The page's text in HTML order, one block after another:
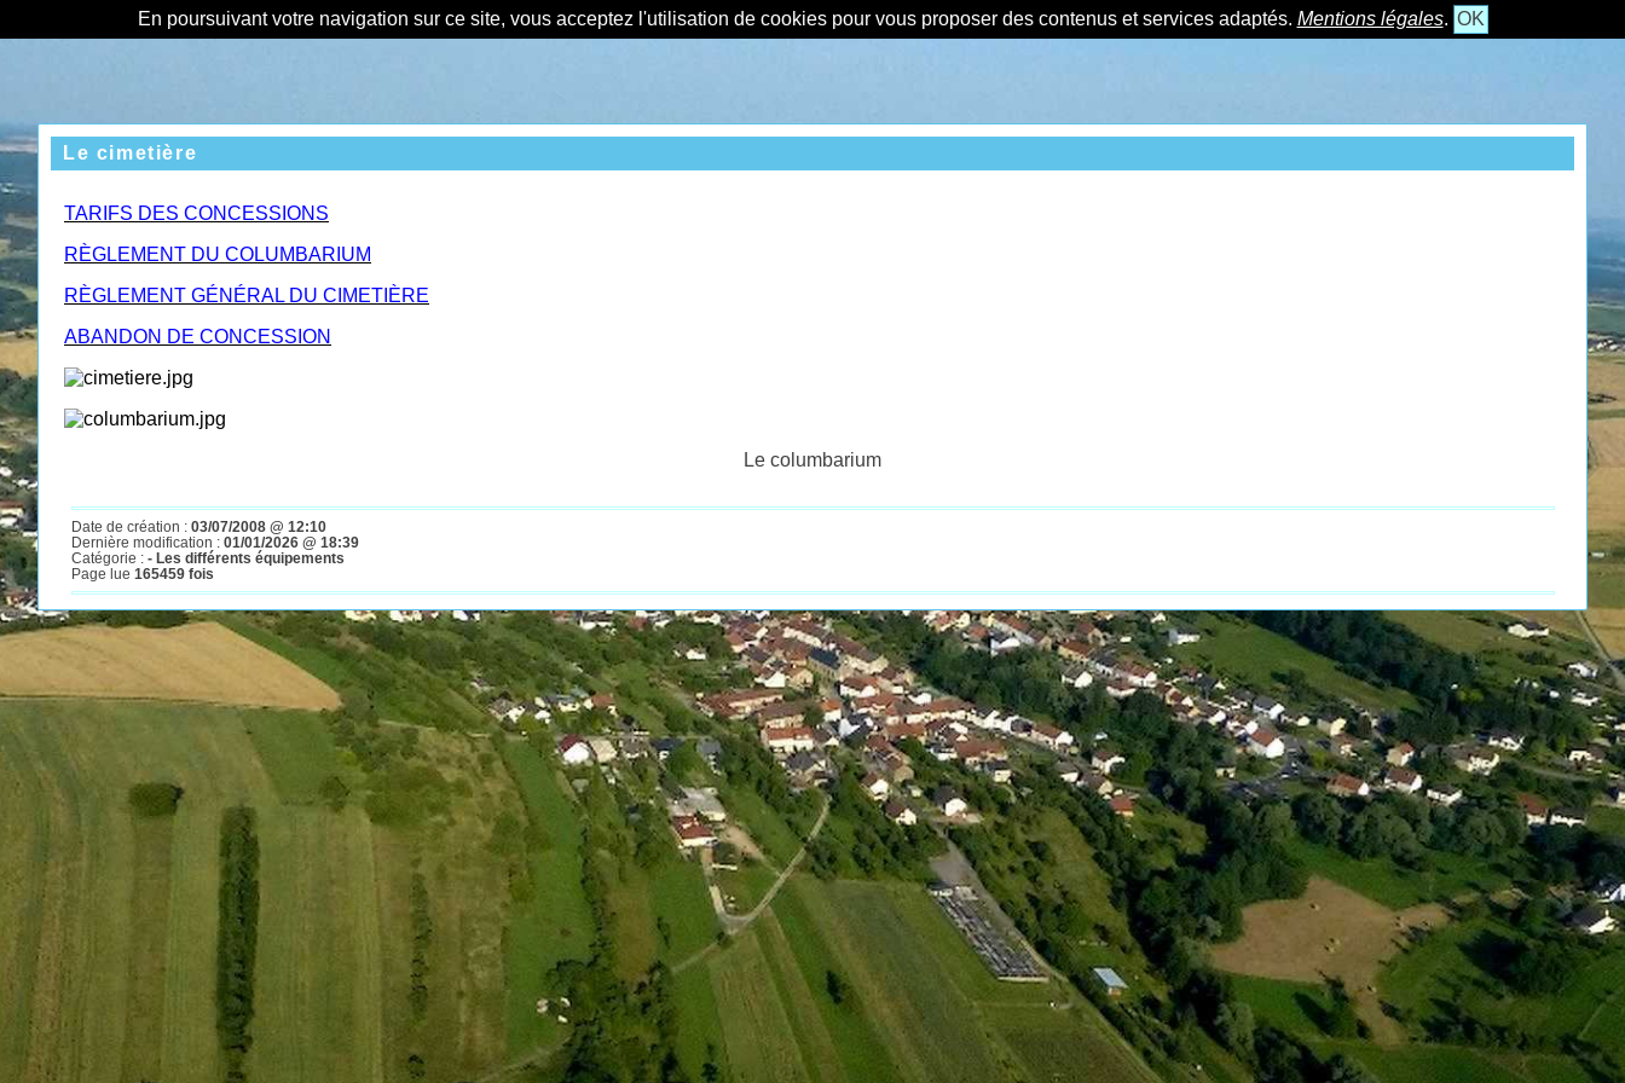
En poursuivant votre navigation sur ce site, vous acceptez l'utilisation de cookies pour vous proposer des contenus et services adaptés. Mentions légales. OK
Le cimetière
TARIFS DES CONCESSIONS
RÈGLEMENT DU COLUMBARIUM
RÈGLEMENT GÉNÉRAL DU CIMETI ÈRE
ABANDON DE CONCESSION
Le columbarium
Date de création : 03/07/2008 @ 12:10
Dernière modification : 01/01/2026 @ 18:39
Catégorie : - Les différents équipements
Page lue 165459 fois